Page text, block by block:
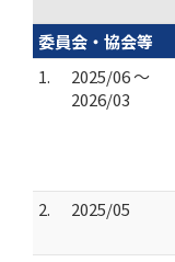
委員会・協会等
1.
2025/06 ～
2026/03
2.
2025/05